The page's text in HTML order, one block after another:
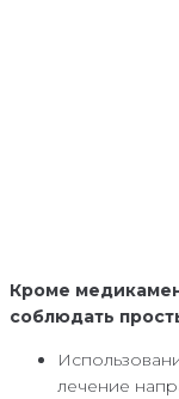
Кроме
соблюдать
лечение